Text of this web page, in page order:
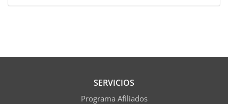
SERVICIOS
Programa Afiliados